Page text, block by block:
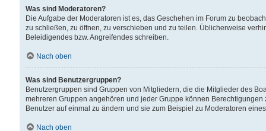
Was sind Moderatoren?
Die Aufgabe der Moderatoren ist es, das Geschehen im Forum zu
zu schließen, zu öffnen, zu verschieben und zu teilen. Üblicherweise
Beleidigendes bzw. Angreifendes schreiben.
Nach oben
Was sind Benutzergruppen?
Benutzergruppen sind Gruppen von Mitgliedern, die die Mitglieder des
mehreren Gruppen angehören und jeder Gruppe können
Benutzer auf einmal zu ändern und sie zum Beispiel zu Moderatoren
Nach oben